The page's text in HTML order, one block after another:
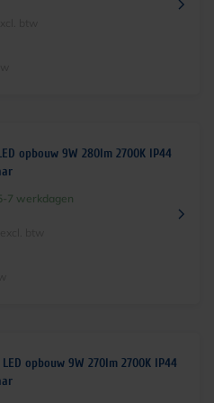
opbouw 9W 280lm 2700K IP44
7 werkdagen
opbouw 9W 270lm 2700K IP44